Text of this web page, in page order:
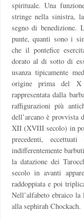
spirituale. Una
stringe nella sinistra,
segno di benedizione.
punte, quanti sono i
che il pontefice
dorato al di sotto di
usanza tipicamente
origine prima del X
rappresentata dalla
raffigurazioni più
dell’arcano è provvista
XII (XVIII secolo) in
precedenti,
indifferentemente
la datazione dei
secolo in avanti
raddoppiata e poi
Nell’alfabeto ebraico
alla sephirah Chockach.